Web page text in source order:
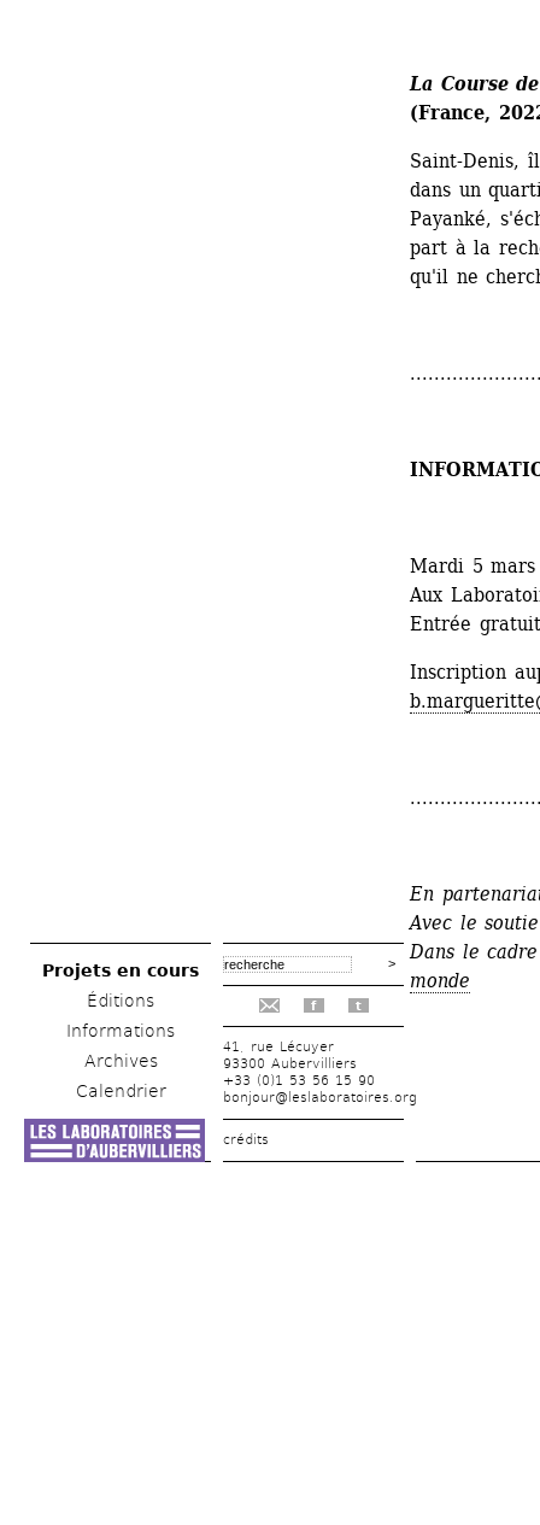
Projets en cours
Éditions
Informations
Archives
Calendrier
f t
41, rue Lécuyer
93300 Aubervilliers
+33 (0)1 53 56 15 90
bonjour@leslaboratoires.org
crédits
La Course
(France,
Saint-Denis,
dans un
Payanké,
part à la
qu'il ne
Mardi 5 mars
Aux
Entrée
Inscription
En
Avec le
Dans le
monde